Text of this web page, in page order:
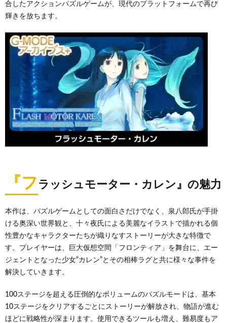
合したアクションパズルゲームが、現代のプラットフォームで再び
輝きを放ちます。
『フ ラッシュモーター・カレン』の魅力
本作は、パズルゲームとしての面白さだけでなく、泉八郎氏が手掛
ける奥深い世界観と、十々夜氏による美麗なイラストで描かれる個
性豊かなキャラクターたちが織りなすストーリーが大きな特徴で
す。プレイヤーは、巨大仮想空間「フロンティア」を舞台に、エー
ジェントとなった少女“カレン”とその相棒ラグと共に様々な事件を
解決していきます。
100ステージを超える圧倒的なボリュームのパズルモードは、基本
10ステージをクリアするごとにストーリーが解放され、物語が進む
ほどに戦略性が深まります。使用できるツールも増え、難易度もア